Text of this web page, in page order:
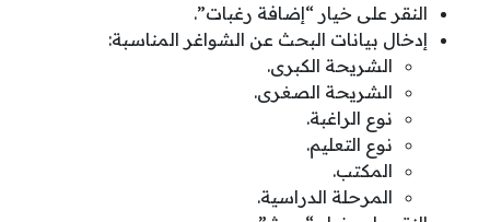
النقر على خيار “إضافة رغبات”.
إدخال بيانات البحث عن الشواغر المناسبة:
الشريحة الكبرى.
الشريحة الصغرى.
نوع الراغبة.
نوع التعليم.
المكتب.
المرحلة الدراسية.